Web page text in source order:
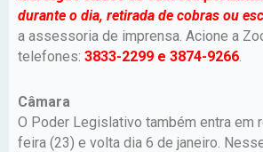
durante o dia, retirada de cobras ou
a assessoria de imprensa. Acione a
telefones: 3833-2299 e 3874-9266.
Câmara
O Poder Legislativo também entra em
feira (23) e volta dia 6 de janeiro.